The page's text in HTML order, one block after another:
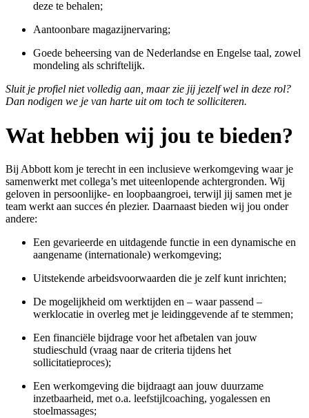
deze te behalen;
Aantoonbare magazijnervaring;
Goede beheersing van de Nederlandse en Engelse taal, zowel
mondeling als schriftelijk.
Sluit je profiel niet volledig aan, maar zie jij jezelf wel in deze rol?
Dan nodigen we je van harte uit om toch te solliciteren.
Wat hebben wij jou te bieden?
Bij Abbott kom je terecht in een inclusieve werkomgeving waar je
samenwerkt met collega’s met uiteenlopende achtergronden. Wij
geloven in persoonlijke‑ en loopbaangroei, terwijl jij samen met je
team werkt aan succes én plezier. Daarnaast bieden wij jou onder
andere:
Een gevarieerde en uitdagende functie in een dynamische en
aangename (internationale) werkomgeving;
Uitstekende arbeidsvoorwaarden die je zelf kunt inrichten;
De mogelijkheid om werktijden en – waar passend –
werklocatie in overleg met je leidinggevende af te stemmen;
Een financiële bijdrage voor het afbetalen van jouw
studieschuld (vraag naar de criteria tijdens het
sollicitatieproces);
Een werkomgeving die bijdraagt aan jouw duurzame
inzetbaarheid, met o.a. leefstijlcoaching, yoga­lessen en
stoelmassages;